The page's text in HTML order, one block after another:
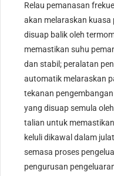
Relau pemanasan
akan melaraskan
disuap balik oleh
memastikan suhu
dan stabil; peralatan
automatik melaraskan
tekanan
yang disuap semula
talian untuk
keluli dikawal dalam
semasa proses
pengurusan